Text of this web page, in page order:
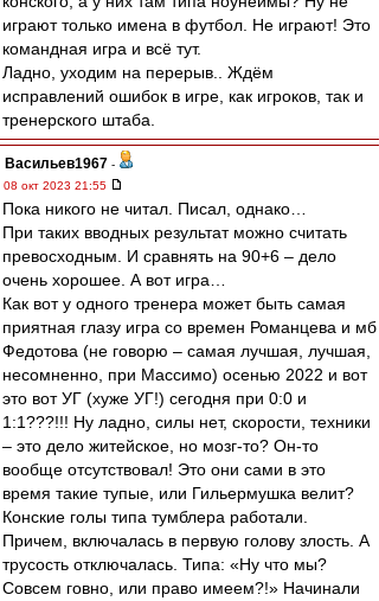
играют только имена в футбол. Не играют! Это
командная игра и всё тут.
Ладно, уходим на перерыв.. Ждём
исправлений ошибок в игре, как игроков, так и
тренерского штаба.
Васильев1967 -
08 окт 2023 21:55
Пока никого не читал. Писал, однако…
При таких вводных результат можно считать
превосходным. И сравнять на 90+6 – дело
очень хорошее. А вот игра…
Как вот у одного тренера может быть самая
приятная глазу игра со времен Романцева и мб
Федотова (не говорю – самая лучшая, лучшая,
несомненно, при Массимо) осенью 2022 и вот
это вот УГ (хуже УГ!) сегодня при 0:0 и
1:1???!!! Ну ладно, силы нет, скорости, техники
– это дело житейское, но мозг-то? Он-то
вообще отсутствовал! Это они сами в это
время такие тупые, или Гильермушка велит?
Конские голы типа тумблера работали.
Причем, включалась в первую голову злость. А
трусость отключалась. Типа: «Ну что мы?
Совсем говно, или право имеем?!» Начинали